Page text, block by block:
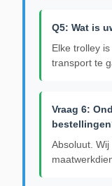
Q5: Wat is
Elke trolley
transport te
Vraag 6:
Absoluut.